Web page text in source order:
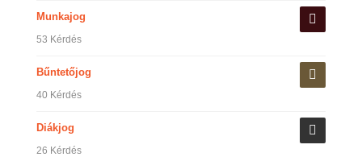
Munkajog
53 Kérdés
Bűntetőjog
40 Kérdés
Diákjog
26 Kérdés